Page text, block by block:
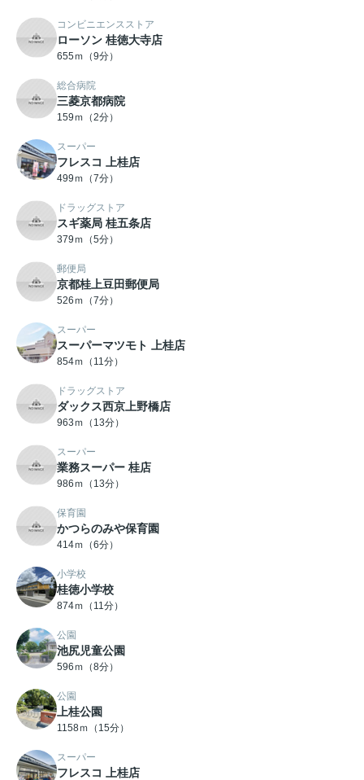
コンビニエンスストア
ローソン 桂徳大寺店
655ｍ（9分）
総合病院
三菱京都病院
159ｍ（2分）
スーパー
フレスコ 上桂店
499ｍ（7分）
ドラッグストア
スギ薬局 桂五条店
379ｍ（5分）
郵便局
京都桂上豆田郵便局
526ｍ（7分）
スーパー
スーパーマツモト 上桂店
854ｍ（11分）
ドラッグストア
ダックス西京上野橋店
963ｍ（13分）
スーパー
業務スーパー 桂店
986ｍ（13分）
保育園
かつらのみや保育園
414ｍ（6分）
小学校
桂徳小学校
874ｍ（11分）
公園
池尻児童公園
596ｍ（8分）
公園
上桂公園
1158ｍ（15分）
スーパー
フレスコ 上桂店